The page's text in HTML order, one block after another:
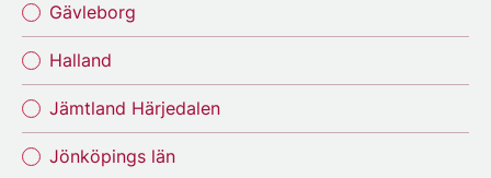
Gävleborg
Halland
Jämtland Härjedalen
Jönköpings län